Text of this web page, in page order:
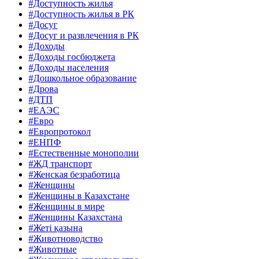
#Доступность жилья
#Доступность жилья в РК
#Досуг
#Досуг и развлечения в РК
#Доходы
#Доходы госбюджета
#Доходы населения
#Дошкольное образование
#Дрова
#ДТП
#ЕАЭС
#Евро
#Европротокол
#ЕНПФ
#Естественные монополии
#ЖД транспорт
#Женская безработица
#Женщины
#Женщины в Казахстане
#Женщины в мире
#Женщины Казахстана
#Жеті қазына
#Животноводство
#Животные